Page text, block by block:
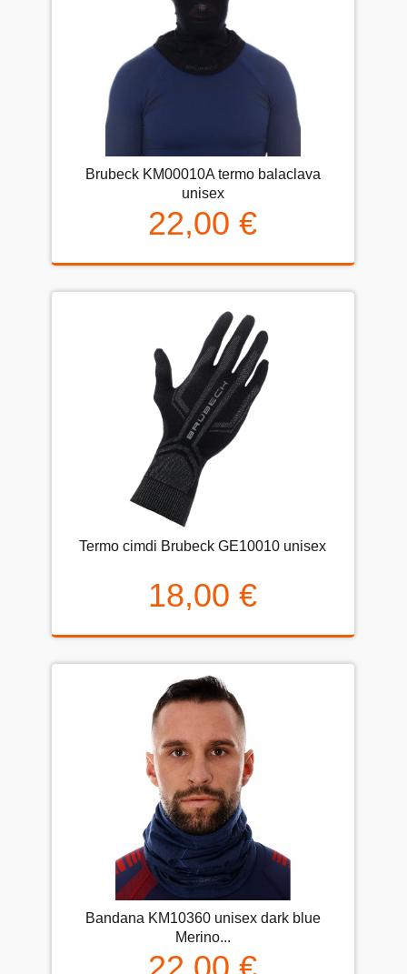
Brubeck KM00010A termo balaclava
unisex
22,00 €
Termo cimdi Brubeck GE10010 unisex
18,00 €
Bandana KM10360 unisex dark blue
Merino...